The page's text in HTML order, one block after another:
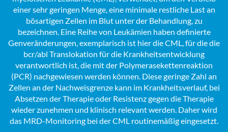
einer sehr geringen Menge, eine minimale restliche Last an
bösartigen Zellen im Blut unter der Behandlung, zu
bezeichnen. Eine Reihe von Leukämien haben definierte
Genveränderungen, exemplarisch ist hier die CML, für die die
bcr/abl Translokation für die Krankheitsentwicklung
verantwortlich ist, die mit der Polymerasekettenreaktion
(PCR) nachgewiesen werden können. Diese geringe Zahl an
Zellen an der Nachweisgrenze kann im Krankheitsverlauf, bei
Absetzen der Therapie oder Resistenz gegen die Therapie
wieder zunehmen und klinisch relevant werden. Daher wird
das MRD-Monitoring bei der CML routinemäßig eingesetzt.